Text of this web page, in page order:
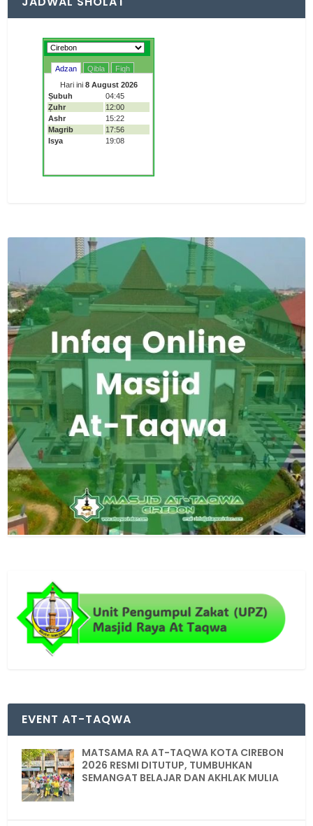
EVENT AT-TAQWA
MATSAMA RA AT-TAQWA KOTA CIREBON
2026 RESMI DITUTUP, TUMBUHKAN
SEMANGAT BELAJAR DAN AKHLAK MULIA